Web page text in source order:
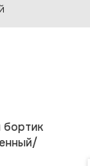
бортик